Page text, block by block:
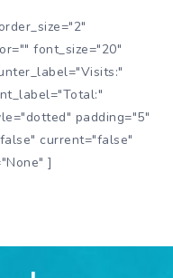
font_size="20"
padding="5"
current="false"
]